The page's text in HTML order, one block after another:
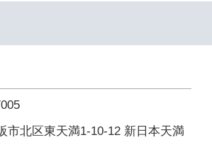
市北区東天満1-10-12 新日本天満